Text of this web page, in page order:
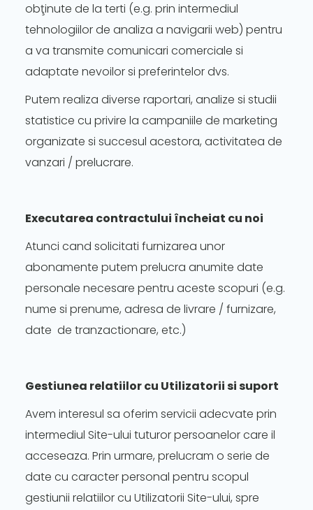
obţinute de la terti (e.g. prin intermediul
tehnologiilor de analiza a navigarii web) pentru
a va transmite comunicari comerciale si
adaptate nevoilor si preferintelor dvs.
Putem realiza diverse raportari, analize si studii
statistice cu privire la campaniile de marketing
organizate si succesul acestora, activitatea de
vanzari / prelucrare.
Executarea contractului încheiat cu noi
Atunci cand solicitati furnizarea unor
abonamente putem prelucra anumite date
personale necesare pentru aceste scopuri (e.g.
nume si prenume, adresa de livrare / furnizare,
date de tranzactionare, etc.)
Gestiunea relatiilor cu Utilizatorii si suport
Avem interesul sa oferim servicii adecvate prin
intermediul Site-ului tuturor persoanelor care il
acceseaza. Prin urmare, prelucram o serie de
date cu caracter personal pentru scopul
gestiunii relatiilor cu Utilizatorii Site-ului, spre